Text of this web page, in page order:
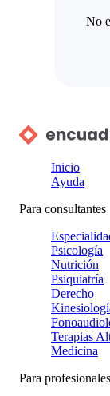
No
Inicio
Ayuda
Para consultantes
Psicología
Nutrición
Psiquiatría
Derecho
Terapias
Medicina
Para profesionales